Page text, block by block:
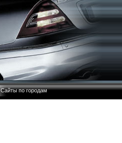
Сайты по городам